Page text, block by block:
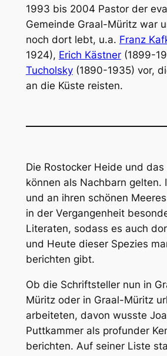
1993 bis 2004 Pastor der
Gemeinde Graal-Müritz war
noch dort lebt, u.a. Franz
1924), Erich Kästner(1899-
Tucholsky(1890-1935) vor,
an die Küste reisten.
Die Rostocker Heide und das
können als Nachbarn gelten.
und an ihren schönen
in der Vergangenheit
Literaten, sodass es auch
und Heute dieser Spezies
berichten gibt.
Ob die Schriftsteller nun in
Müritz oder in Graal-Müritz
arbeiteten, davon wusste
Puttkammer als profunder
berichten. Auf seiner Liste